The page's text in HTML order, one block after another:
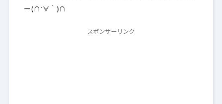
ー(∩´∀｀)∩
スポンサーリンク